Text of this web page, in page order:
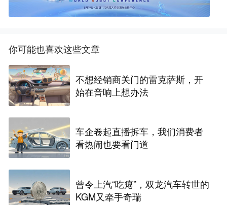
你可能也喜欢这些文章
不想经销商关门的雷克萨斯，开
始在音响上想办法
车企卷起直播拆车，我们消费者
看热闹也要看门道
曾令上汽“吃瘪”，双龙汽车转世的
KGM又牵手奇瑞